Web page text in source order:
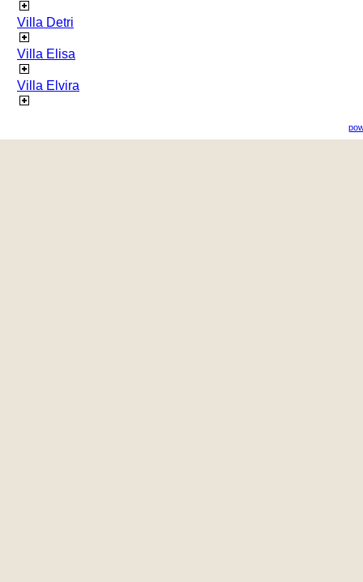
Villa Detri
Villa Elisa
Villa Elvira